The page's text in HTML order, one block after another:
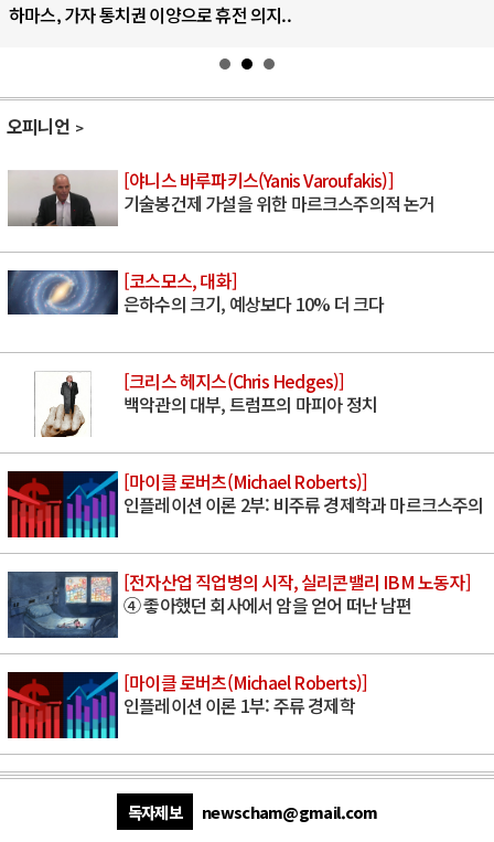
하마스, 가자 통치권 이양으로 휴전 의지..
오피니언
[야니스 바루파키스(Yanis Varoufakis)]
기술봉건제 가설을 위한 마르크스주의적 논거
[코스모스, 대화]
은하수의 크기, 예상보다 10% 더 크다
[크리스 헤지스(Chris Hedges)]
백악관의 대부, 트럼프의 마피아 정치
[마이클 로버츠(Michael Roberts)]
인플레이션 이론 2부: 비주류 경제학과 마르크스주의
[전자산업 직업병의 시작, 실리콘밸리 IBM 노동자]
④ 좋아했던 회사에서 암을 얻어 떠난 남편
[마이클 로버츠(Michael Roberts)]
인플레이션 이론 1부: 주류 경제학
독자제보
newscham@gmail.com